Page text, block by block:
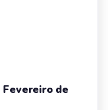
de